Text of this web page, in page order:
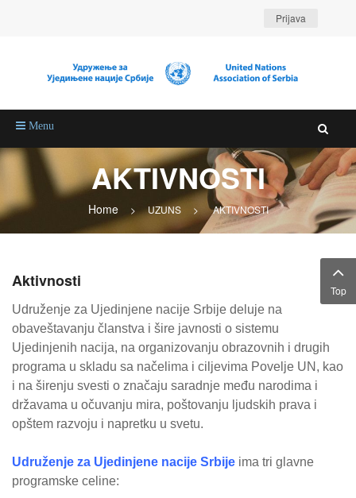
Prijava
Menu
AKTIVNOSTI
Home > UZUNS > AKTIVNOSTI
Aktivnosti
Udruženje za Ujedinjene nacije Srbije deluje na
obaveštavanju članstva i šire javnosti o sistemu
Ujedinjenih nacija, na organizovanju obrazovnih i drugih
programa u skladu sa načelima i ciljevima Povelje UN, kao
i na širenju svesti o značaju saradnje među narodima i
državama u očuvanju mira, poštovanju ljudskih prava i
opštem razvoju i napretku u svetu.
Udruženje za Ujedinjene nacije Srbije ima tri glavne
programske celine:
Top